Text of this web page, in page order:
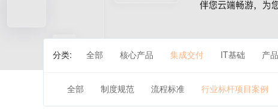
分类: 全部 核心产品 集成交付 IT基础 产
全部 制度规范 流程标准 行业标杆项目案例